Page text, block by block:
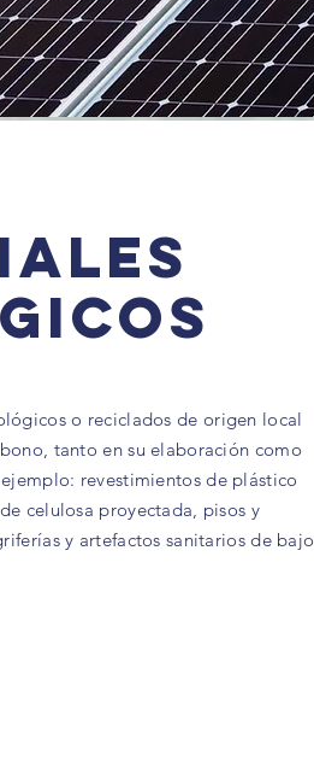
o reciclados de origen local
tanto en su elaboración como
revestimientos de plástico
celulosa proyectada, pisos y
y artefactos sanitarios de bajo